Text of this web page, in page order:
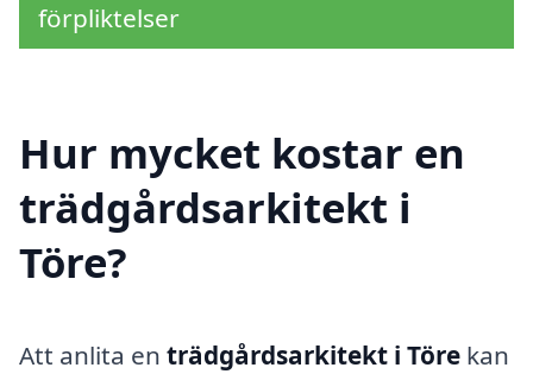
förpliktelser
Hur mycket kostar en
trädgårdsarkitekt i
Töre?
Att anlita en trädgårdsarkitekt i Töre kan